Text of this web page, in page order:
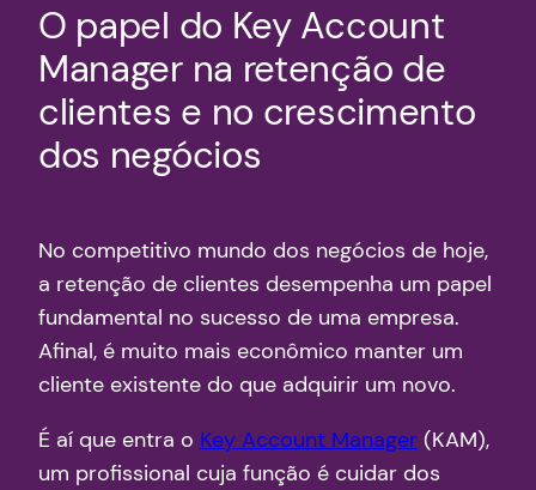
O papel do Key Account
Manager na retenção de
clientes e no crescimento
dos negócios
No competitivo mundo dos negócios de hoje,
a retenção de clientes desempenha um papel
fundamental no sucesso de uma empresa.
Afinal, é muito mais econômico manter um
cliente existente do que adquirir um novo.
É aí que entra o Key Account Manager (KAM),
um profissional cuja função é cuidar dos